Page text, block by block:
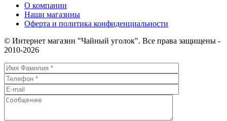
О компании
Наши магазины
Оферта и политика конфиденциальности
© Интернет магазин "Чайный уголок". Все права защищены -
2010-2026